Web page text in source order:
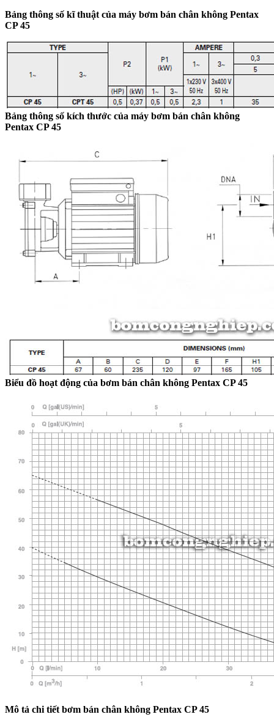
Bảng thông số kĩ thuật của máy bơm bán chân không Pentax
CP 45
Bảng thông số kích thước của máy bơm bán chân không
Pentax CP 45
Biểu đồ hoạt động của bơm bán chân không Pentax CP 45
Mô tả chi tiết bơm bán chân không Pentax CP 45